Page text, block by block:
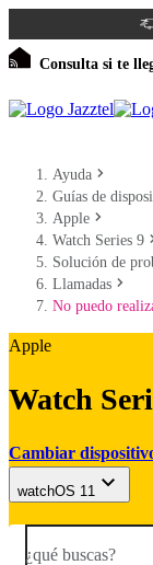
Consulta si te
Ayuda
Guías de
Apple
Watch Series 9
Solución de
Llamadas
No puedo
Apple
Watch
Cambiar
watchOS 11
¿qué buscas?